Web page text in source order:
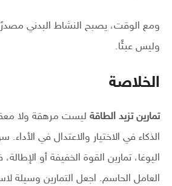
ومع الوقت، يصبح النشاط البدني
وليس عبئًا.
الخلاصة
تمارين تزيد الطاقة ليست مرهقة ولا
الذكاء في الاختيار والاعتدال في
اليوغا، تمارين القوة الخفيفة أو
العامل الحاسم. اجعل التمارين وسيلة